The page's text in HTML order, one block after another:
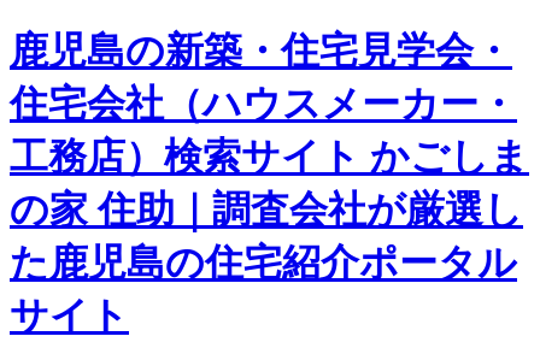
鹿児島の新築・住宅見学会・
住宅会社（ハウスメーカー・
工務店）検索サイト かごしま
の家 住助｜調査会社が厳選し
た鹿児島の住宅紹介ポータル
サイト